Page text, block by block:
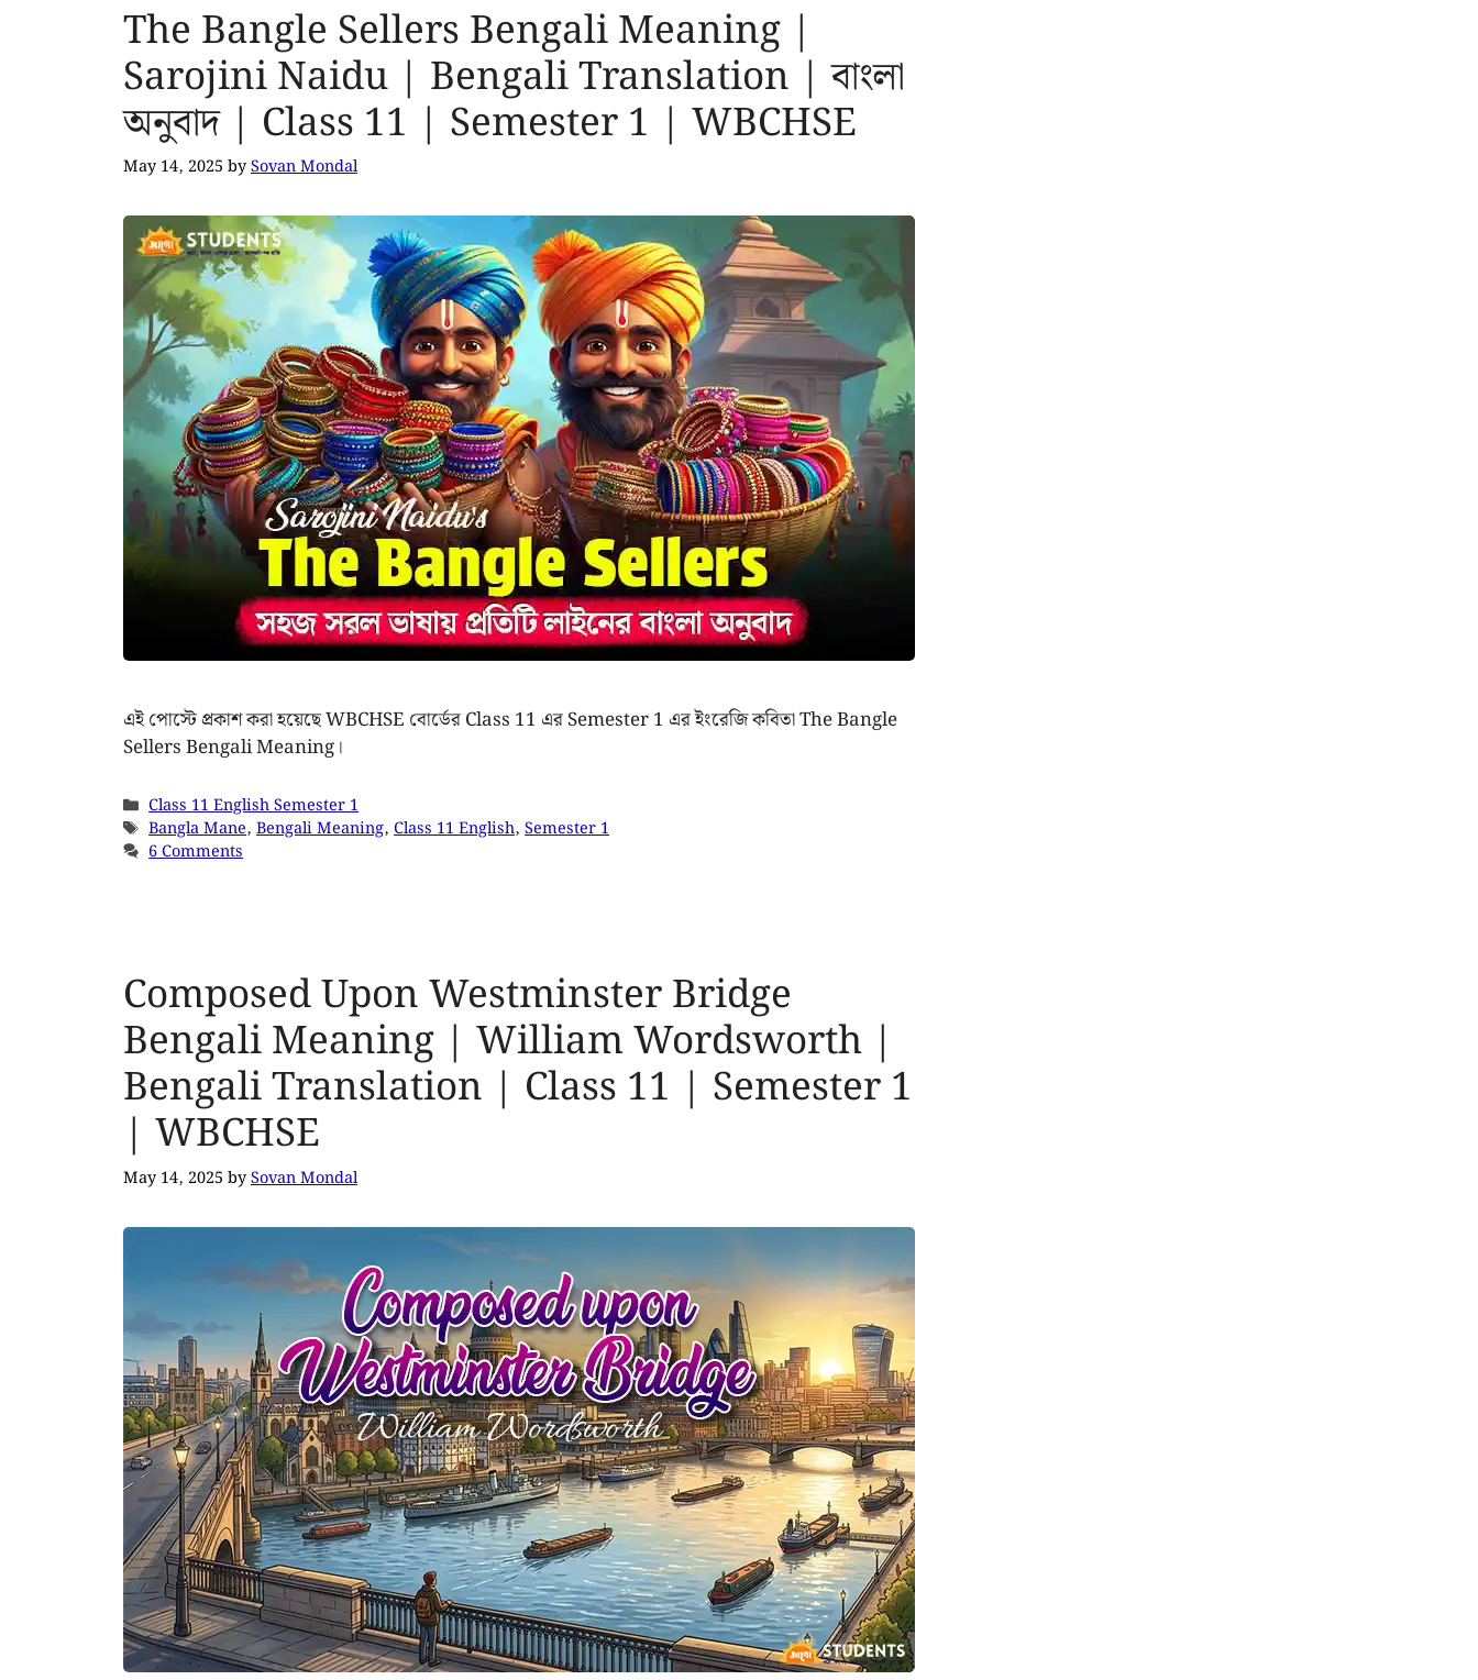
The Bangle Sellers Bengali Meaning |
Sarojini Naidu | Bengali Translation | বাংলা
অনুবাদ | Class 11 | Semester 1 | WBCHSE
May 14, 2025 bySovan Mondal
এই পোস্টে প্রকাশ করা হয়েছে WBCHSE বোর্ডের Class 11 এর ‍Semester 1 এর ইংরেজি কবিতা The Bangle
Sellers Bengali Meaning।
Class 11 English Semester 1
Bangla Mane,Bengali Meaning,Class 11 English,Semester 1
6 Comments
Composed Upon Westminster Bridge
Bengali Meaning | William Wordsworth |
Bengali Translation | Class 11 | Semester 1
| WBCHSE
May 14, 2025 bySovan Mondal